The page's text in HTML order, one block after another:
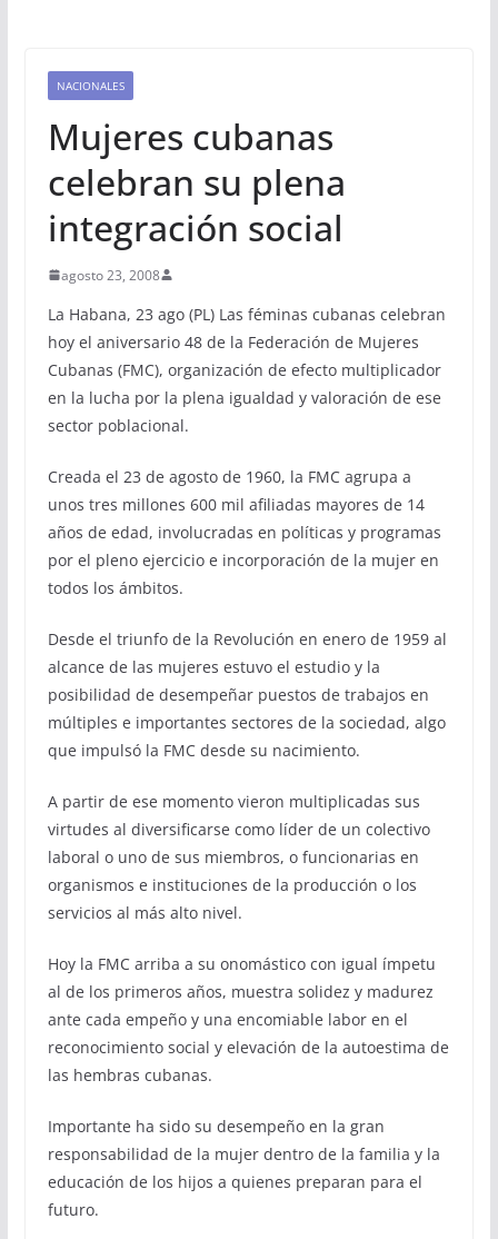
NACIONALES
Mujeres cubanas
celebran su plena
integración social
agosto 23, 2008
La Habana, 23 ago (PL) Las féminas cubanas celebran
hoy el aniversario 48 de la Federación de Mujeres
Cubanas (FMC), organización de efecto multiplicador
en la lucha por la plena igualdad y valoración de ese
sector poblacional.
Creada el 23 de agosto de 1960, la FMC agrupa a
unos tres millones 600 mil afiliadas mayores de 14
años de edad, involucradas en políticas y programas
por el pleno ejercicio e incorporación de la mujer en
todos los ámbitos.
Desde el triunfo de la Revolución en enero de 1959 al
alcance de las mujeres estuvo el estudio y la
posibilidad de desempeñar puestos de trabajos en
múltiples e importantes sectores de la sociedad, algo
que impulsó la FMC desde su nacimiento.
A partir de ese momento vieron multiplicadas sus
virtudes al diversificarse como líder de un colectivo
laboral o uno de sus miembros, o funcionarias en
organismos e instituciones de la producción o los
servicios al más alto nivel.
Hoy la FMC arriba a su onomástico con igual ímpetu
al de los primeros años, muestra solidez y madurez
ante cada empeño y una encomiable labor en el
reconocimiento social y elevación de la autoestima de
las hembras cubanas.
Importante ha sido su desempeño en la gran
responsabilidad de la mujer dentro de la familia y la
educación de los hijos a quienes preparan para el
futuro.